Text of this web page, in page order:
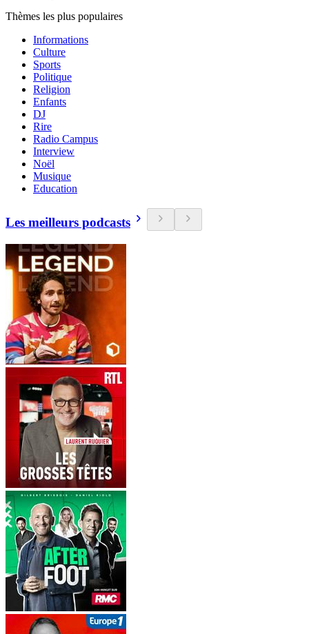
Thèmes les plus populaires
Informations
Culture
Sports
Politique
Religion
Enfants
DJ
Rire
Radio Campus
Interview
Noël
Musique
Education
Les meilleurs podcasts